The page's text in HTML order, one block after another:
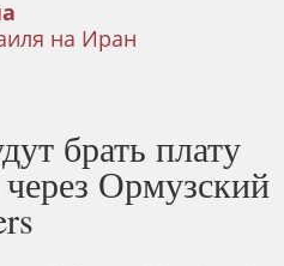
на Иран
брать плату
Ормузский